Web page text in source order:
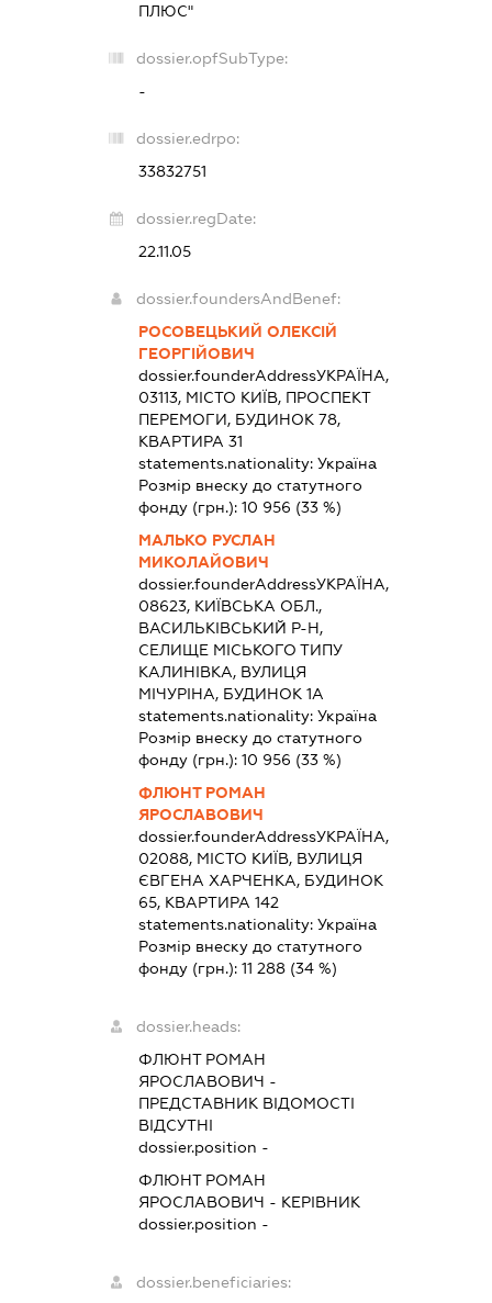
ПЛЮС"
dossier.opfSubType:
-
dossier.edrpo:
33832751
dossier.regDate:
22.11.05
dossier.foundersAndBenef:
РОСОВЕЦЬКИЙ ОЛЕКСІЙ
ГЕОРГІЙОВИЧ
dossier.founderAddressУКРАЇНА,
03113, МІСТО КИЇВ, ПРОСПЕКТ
ПЕРЕМОГИ, БУДИНОК 78,
КВАРТИРА 31
statements.nationality: Україна
Розмір внеску до статутного
фонду (грн.): 10 956 (33 %)
МАЛЬКО РУСЛАН
МИКОЛАЙОВИЧ
dossier.founderAddressУКРАЇНА,
08623, КИЇВСЬКА ОБЛ.,
ВАСИЛЬКІВСЬКИЙ Р-Н,
СЕЛИЩЕ МІСЬКОГО ТИПУ
КАЛИНІВКА, ВУЛИЦЯ
МІЧУРІНА, БУДИНОК 1А
statements.nationality: Україна
Розмір внеску до статутного
фонду (грн.): 10 956 (33 %)
ФЛЮНТ РОМАН
ЯРОСЛАВОВИЧ
dossier.founderAddressУКРАЇНА,
02088, МІСТО КИЇВ, ВУЛИЦЯ
ЄВГЕНА ХАРЧЕНКА, БУДИНОК
65, КВАРТИРА 142
statements.nationality: Україна
Розмір внеску до статутного
фонду (грн.): 11 288(34 %)
dossier.heads:
ФЛЮНТ РОМАН
ЯРОСЛАВОВИЧ -
ПРЕДСТАВНИК ВІДОМОСТІ
ВІДСУТНІ
dossier.position -
ФЛЮНТ РОМАН
ЯРОСЛАВОВИЧ - КЕРІВНИК
dossier.position -
dossier.beneficiaries: